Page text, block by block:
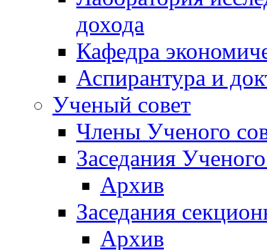
дохода
Кафедра
Аспирантура и
Ученый совет
Члены Ученого
Заседания
Архив
Заседания
Архив